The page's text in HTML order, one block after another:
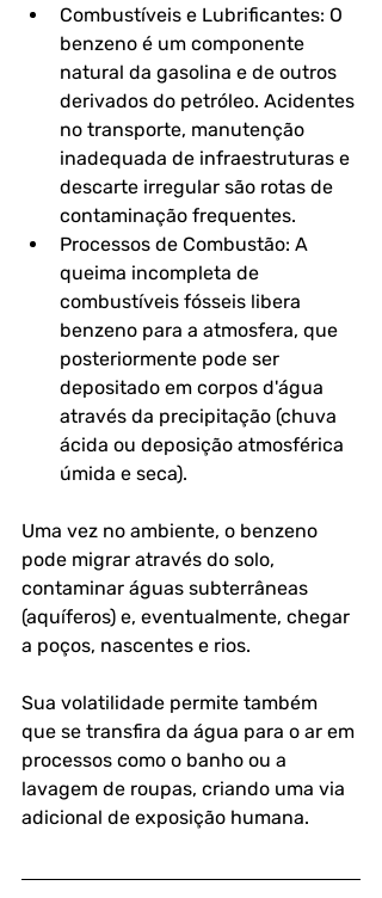
Combustíveis e Lubrificantes: O
benzeno é um componente
natural da gasolina e de outros
derivados do petróleo. Acidentes
no transporte, manutenção
inadequada de infraestruturas e
descarte irregular são rotas de
contaminação frequentes.
Processos de Combustão: A
queima incompleta de
combustíveis fósseis libera
benzeno para a atmosfera, que
posteriormente pode ser
depositado em corpos d'água
através da precipitação (chuva
ácida ou deposição atmosférica
úmida e seca).
Uma vez no ambiente, o benzeno
pode migrar através do solo,
contaminar águas subterrâneas
(aquíferos) e, eventualmente, chegar
a poços, nascentes e rios.
Sua volatilidade permite também
que se transfira da água para o ar em
processos como o banho ou a
lavagem de roupas, criando uma via
adicional de exposição humana.